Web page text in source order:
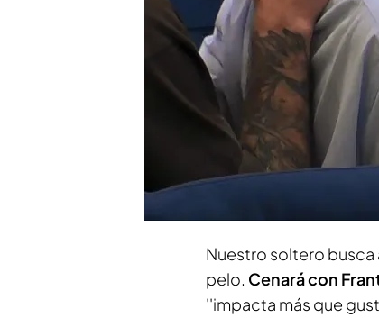
Compartir
Gonzalo tiene 42 años
''sexo fácil'':
casa o tú en la
confiesa a Carlos
compartir su vida con
Nuestro soltero busca
pelo. Cenará con
''impacta más que